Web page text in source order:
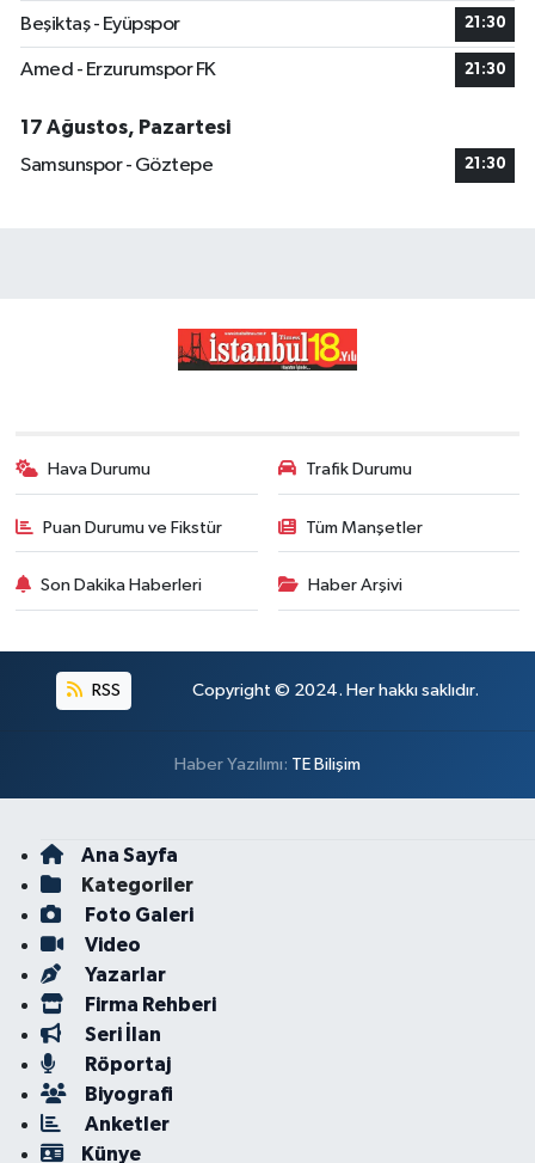
Beşiktaş - Eyüpspor 21:30
Amed - Erzurumspor FK 21:30
17 Ağustos, Pazartesi
Samsunspor - Göztepe
21:30
Hava Durumu Trafik Durumu
Puan Durumu ve Fikstür Tüm Manşetler
Son Dakika Haberleri Haber Arşivi
RSS Copyright © 2024. Her hakkı saklıdır.
Haber Yazılımı: TE Bilişim
Ana Sayfa
Kategoriler
Foto Galeri
Video
Yazarlar
Firma Rehberi
Seri İlan
Röportaj
Biyografi
Anketler
Künye